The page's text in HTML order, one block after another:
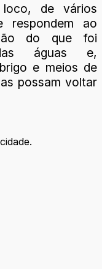
de vários
respondem ao
do que foi
águas e,
e meios de
possam voltar